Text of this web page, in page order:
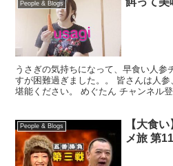
People & Blogs
うさぎの気持ちになって、早食い人参
すが困難過ぎました。。 皆さんは人
堪能ください。 めぐたん チャンネル
People & Blogs
【大食
メ旅 第